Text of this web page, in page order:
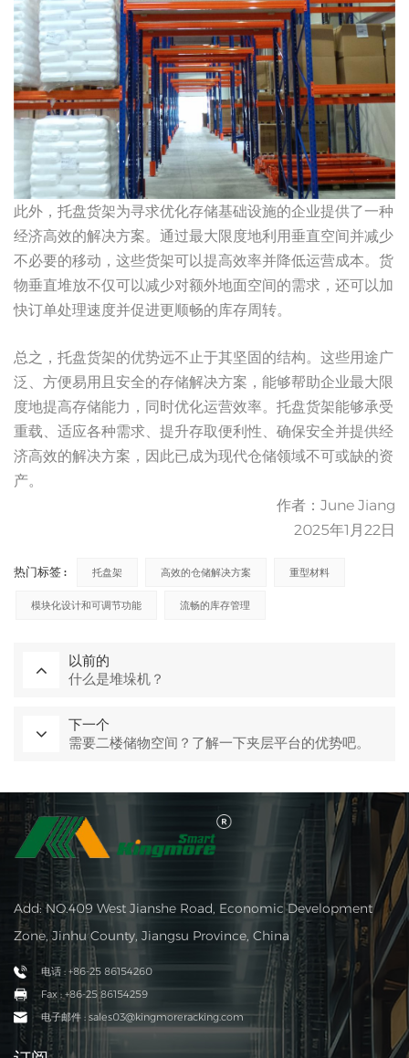
此外，托盘货架为寻求优化存储基础设施的企业提供了一种
经济高效的解决方案。通过最大限度地利用垂直空间并减少
不必要的移动，这些货架可以提高效率并降低运营成本。货
物垂直堆放不仅可以减少对额外地面空间的需求，还可以加
快订单处理速度并促进更顺畅的库存周转。
总之，托盘货架的优势远不止于其坚固的结构。这些用途广
泛、方便易用且安全的存储解决方案，能够帮助企业最大限
度地提高存储能力，同时优化运营效率。托盘货架能够承受
重载、适应各种需求、提升存取便利性、确保安全并提供经
济高效的解决方案，因此已成为现代仓储领域不可或缺的资
产。
作者：June Jiang
2025年1月22日
热门标签 : 托盘架 高效的仓储解决方案 重型材料
模块化设计和可调节功能 流畅的库存管理
以前的
什么是堆垛机？
下一个
需要二楼储物空间？了解一下夹层平台的优势吧。
Add: NO.409 West Jianshe Road, Economic Development
Zone, Jinhu County, Jiangsu Province, China
电话 : +86-25 86154260
Fax : +86-25 86154259
电子邮件 : sales03@kingmoreracking.com